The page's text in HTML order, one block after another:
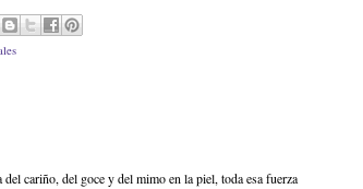
cariño, del goce y del mimo en la piel, toda esa fuerza